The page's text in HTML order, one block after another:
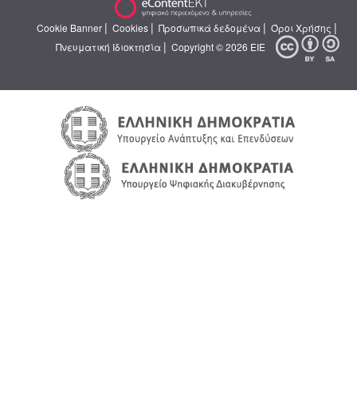
Cookie Banner | Cookies | Προσωπικά δεδομένα | Όροι Χρήσης |
Πνευματική Ιδιοκτησία | Copyright © 2026 ΕΙΕ